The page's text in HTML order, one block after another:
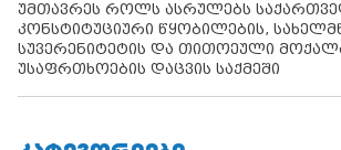
უმთავრეს როლს ასრულებს
კონსტიტუციური წყობილების,
სუვერენიტეტის და თითოეული
უსაფრთხოების დაცვის საქმეში